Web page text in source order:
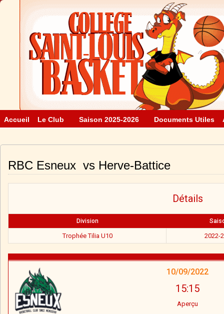
Accueil Le Club Saison 2025-2026 Documents Utiles
RBC Esneux vs Herve-Battice
Détails
Division
Trophée Tilia U10 2022-
10/09/2022
15:15
Aperçu